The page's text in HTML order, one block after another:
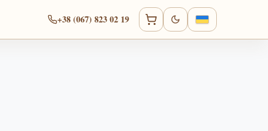
+38 (067) 823 02 19